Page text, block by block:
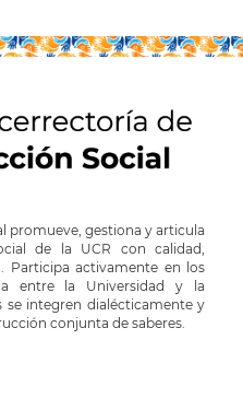
promueve, gestiona y articula
de la UCR con calidad,
Participa activamente en los
entre la Universidad y la
se integren dialécticamente y
conjunta de saberes.